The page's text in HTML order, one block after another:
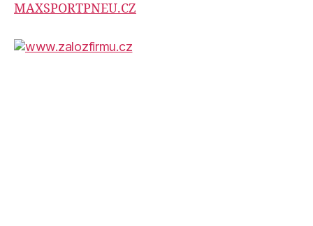
MAXSPORTPNEU.CZ